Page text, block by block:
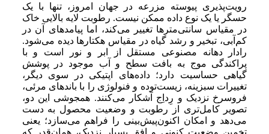
رویت‌پذیری پیوسته مزرعه در جهان امروز، تنها با یک
حسگر یا یک نوع داده ممکن نیست. رطوبت لایه بالایی خاک
در مقیاس سانتی‌مترها تغییر می‌کند، اما پیامدهای آن در
کم‌آبی، تبخیر و رشد گیاه در مقیاس هکتارها دیده می‌شود.
رادار دهانه مصنوعی مستقل از ابر و نور است و با
پراکندگی موج به بافت سطح و آب موجود در پوشش
گیاهی حساسیت دارد؛ داده‌های اپتیکی در سوی دیگر،
تغییرات سبزینه، زیست‌توده و فنولوژی را با باندهای مرئی،
فروسرخ نزدیک و رِد‌اِج آشکار می‌کنند. همجوشی این دو،
تصویر کامل‌تری از رطوبت و وضعیت محصول به دست
می‌دهد و امکان اکنون‌پیش‌بینی را فراهم می‌سازد؛ یعنی
تخمین وضعیت کنونی و افق بسیار نزدیک، همان‌قدر که